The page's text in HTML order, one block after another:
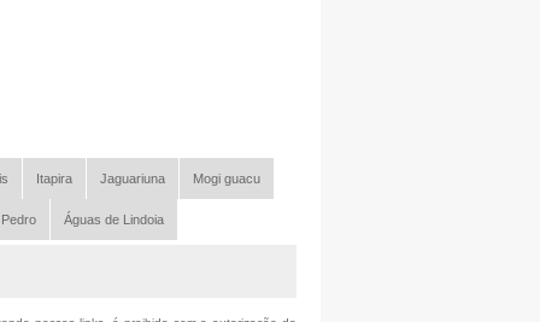
Itapira Jaguariuna Mogi guacu
Águas de Lindoia